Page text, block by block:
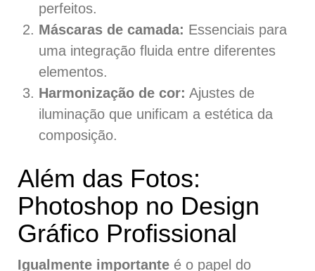
perfeitos.
Máscaras de camada: Essenciais para
uma integração fluida entre diferentes
elementos.
Harmonização de cor: Ajustes de
iluminação que unificam a estética da
composição.
Além das Fotos:
Photoshop no Design
Gráfico Profissional
Igualmente importante é o papel do